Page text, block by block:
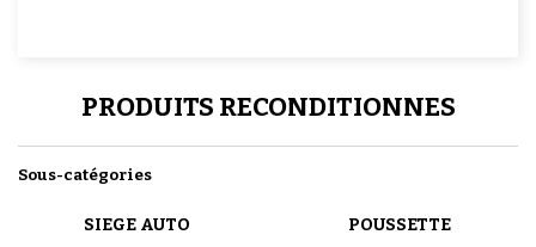
PRODUITS RECONDITIONNES
Sous-catégories
SIEGE AUTO POUSSETTE